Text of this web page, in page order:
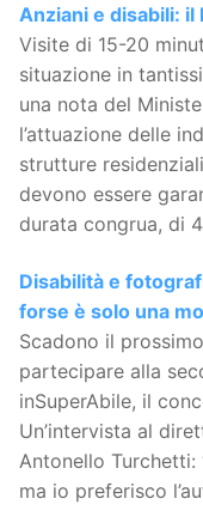
Anziani e disabili:
Visite di 15-20
situazione in
una nota del
l’attuazione delle
strutture
devono essere
durata congrua, di
Disabilità e
forse è solo una
Scadono il
partecipare alla
inSuperAbile, il
Un’intervista al
Antonello Turchetti:
ma io preferisco